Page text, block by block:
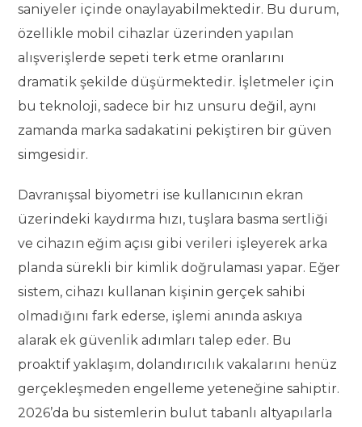
saniyeler içinde onaylayabilmektedir. Bu durum,
özellikle mobil cihazlar üzerinden yapılan
alışverişlerde sepeti terk etme oranlarını
dramatik şekilde düşürmektedir. İşletmeler için
bu teknoloji, sadece bir hız unsuru değil, aynı
zamanda marka sadakatini pekiştiren bir güven
simgesidir.
Davranışsal biyometri ise kullanıcının ekran
üzerindeki kaydırma hızı, tuşlara basma sertliği
ve cihazın eğim açısı gibi verileri işleyerek arka
planda sürekli bir kimlik doğrulaması yapar. Eğer
sistem, cihazı kullanan kişinin gerçek sahibi
olmadığını fark ederse, işlemi anında askıya
alarak ek güvenlik adımları talep eder. Bu
proaktif yaklaşım, dolandırıcılık vakalarını henüz
gerçekleşmeden engelleme yeteneğine sahiptir.
2026’da bu sistemlerin bulut tabanlı altyapılarla